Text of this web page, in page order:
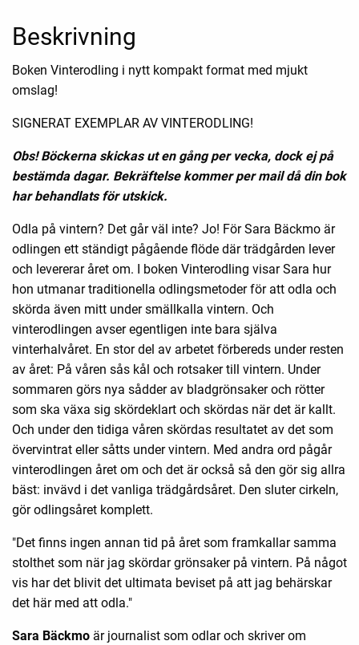
Beskrivning
Boken Vinterodling i nytt kompakt format med mjukt
omslag!
SIGNERAT EXEMPLAR AV VINTERODLING!
Obs! Böckerna skickas ut en gång per vecka, dock ej på
bestämda dagar. Bekräftelse kommer per mail då din bok
har behandlats för utskick.
Odla på vintern? Det går väl inte? Jo! För Sara Bäckmo är
odlingen ett ständigt pågående flöde där trädgården lever
och levererar året om. I boken Vinterodling visar Sara hur
hon utmanar traditionella odlingsmetoder för att odla och
skörda även mitt under smällkalla vintern. Och
vinterodlingen avser egentligen inte bara själva
vinterhalvåret. En stor del av arbetet förbereds under resten
av året: På våren sås kål och rotsaker till vintern. Under
sommaren görs nya sådder av bladgrönsaker och rötter
som ska växa sig skördeklart och skördas när det är kallt.
Och under den tidiga våren skördas resultatet av det som
övervintrat eller såtts under vintern. Med andra ord pågår
vinterodlingen året om och det är också så den gör sig allra
bäst: invävd i det vanliga trädgårdsåret. Den sluter cirkeln,
gör odlingsåret komplett.
"Det finns ingen annan tid på året som framkallar samma
stolthet som när jag skördar grönsaker på vintern. På något
vis har det blivit det ultimata beviset på att jag behärskar
det här med att odla."
Sara Bäckmo är journalist som odlar och skriver om